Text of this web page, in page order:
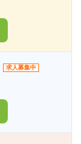
求人募集中